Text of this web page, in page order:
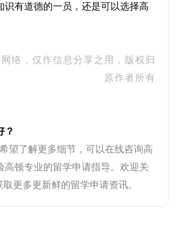
识有道德的一员，还是可以选择高
络，仅作信息分享之用，版权归
原作者所有
？
望了解更多细节，可以在线咨询高
高顿专业的留学申请指导。欢迎关
更多更新鲜的留学申请资讯。